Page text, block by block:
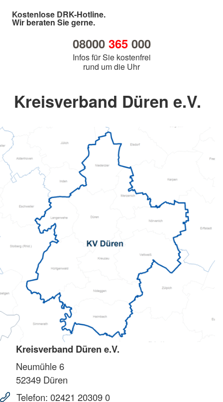
Kostenlose DRK-Hotline.
Wir beraten Sie gerne.
08000 365000
Infos für Sie kostenfrei
rund um die Uhr
Kreisverband Düren e.V.
Kreisverband Düren e.V.
Neumühle 6
52349 Düren
Telefon: 02421 20309 0